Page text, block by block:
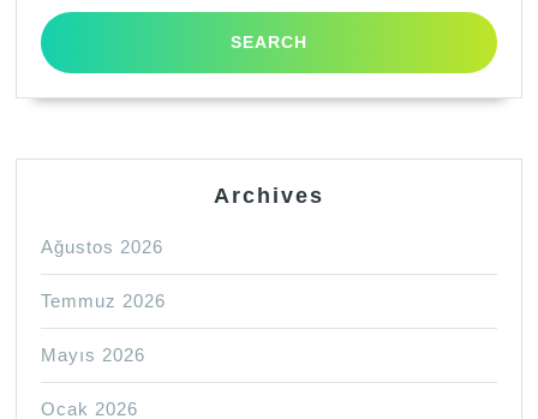
Archives
Ağustos 2026
Temmuz 2026
Mayıs 2026
Ocak 2026